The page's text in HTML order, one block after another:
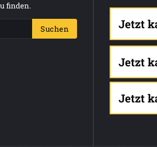
finden.
Suchen Jetzt
Jetzt
Jetzt